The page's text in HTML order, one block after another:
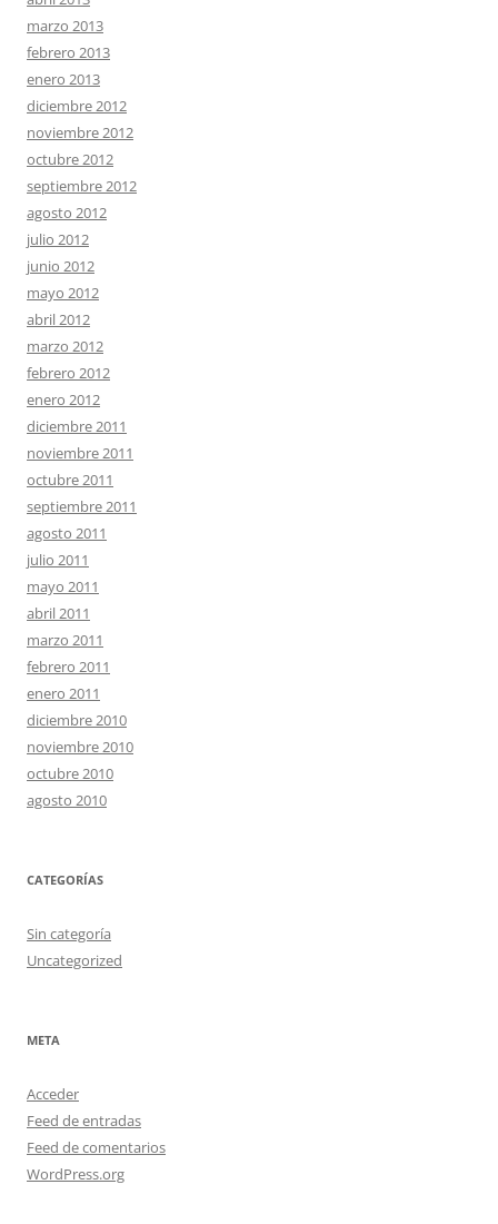
marzo 2013
febrero 2013
enero 2013
diciembre 2012
noviembre 2012
octubre 2012
septiembre 2012
agosto 2012
julio 2012
junio 2012
mayo 2012
abril 2012
marzo 2012
febrero 2012
enero 2012
diciembre 2011
noviembre 2011
octubre 2011
septiembre 2011
agosto 2011
julio 2011
mayo 2011
abril 2011
marzo 2011
febrero 2011
enero 2011
diciembre 2010
noviembre 2010
octubre 2010
agosto 2010
CATEGORÍAS
Sin categoría
Uncategorized
META
Acceder
Feed de entradas
Feed de comentarios
WordPress.org